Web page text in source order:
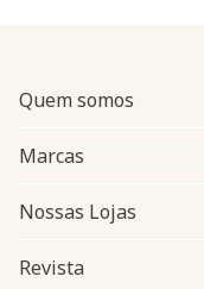
Quem somos
Marcas
Nossas Lojas
Revista